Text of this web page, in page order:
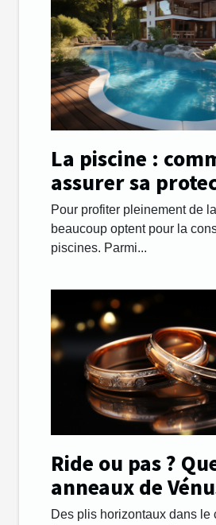
La piscine :
assurer sa
sa sécurité ?
Pour profiter pleinement de
beaucoup optent pour la
piscines. Parmi...
Ride ou pas ?
anneaux de
comment les
Des plis horizontaux dans le